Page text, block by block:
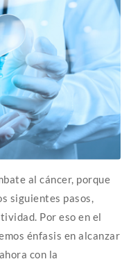
al cáncer, porque
siguientes pasos,
Por eso en el
énfasis en alcanzar
con la